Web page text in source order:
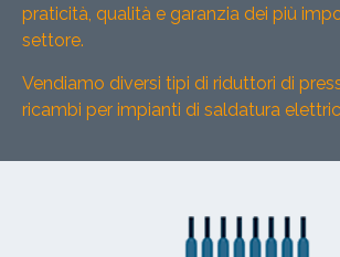
praticità, qualità e garanzia dei più
settore.
Vendiamo diversi tipi di riduttori di
ricambi per impianti di saldatura